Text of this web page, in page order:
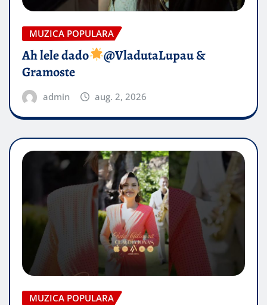
MUZICA POPULARA
Ah lele dado​
@VladutaLupau &
Gramoste
admin aug. 2, 2026
MUZICA POPULARA